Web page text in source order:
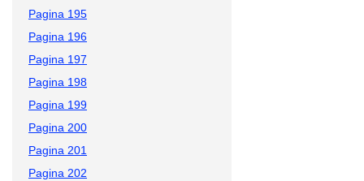
Pagina 195
Pagina 196
Pagina 197
Pagina 198
Pagina 199
Pagina 200
Pagina 201
Pagina 202